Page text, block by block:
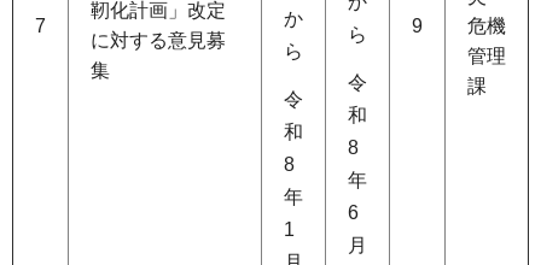
7
靭化計画」改定
に対する意見募
集
か
ら
令
和
8
年
1
ら
令
和
8
年
6
月
9
危機
管理
課